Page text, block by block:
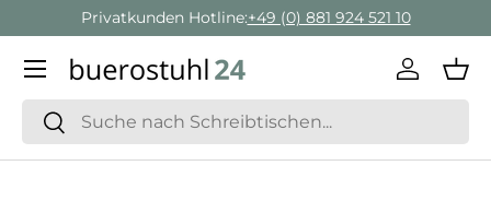
Direkt zum Inhalt
Privatkunden Hotline:+49 (0) 881 924 521 10
Suchen
Suchen
Menü